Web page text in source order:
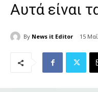
Αυτά είναι
By News it Editor 15